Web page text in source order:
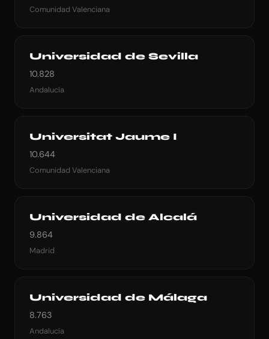
Comunidad Valenciana
Universidad de Sevilla
10.828
Andalucía
Universitat Jaume I
10.644
Comunidad Valenciana
Universidad de Alcalá
9.864
Madrid
Universidad de Málaga
8.763
Andalucía